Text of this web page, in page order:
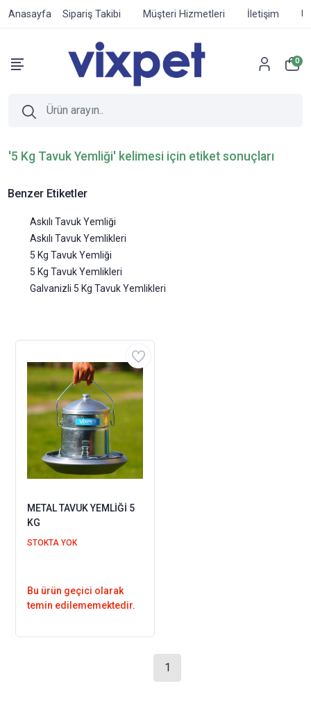
Anasayfa Sipariş Takibi Müşteri Hizmetleri İletişim
0
'5 Kg Tavuk Yemliği' kelimesi için etiket sonuçları
Benzer Etiketler
Askılı Tavuk Yemliği
Askılı Tavuk Yemlikleri
5 Kg Tavuk Yemliği
5 Kg Tavuk Yemlikleri
Galvanizli 5 Kg Tavuk Yemlikleri
METAL TAVUK YEMLİĞİ 5
KG
STOKTA YOK
Bu ürün geçici olarak
temin edilememektedir.
1